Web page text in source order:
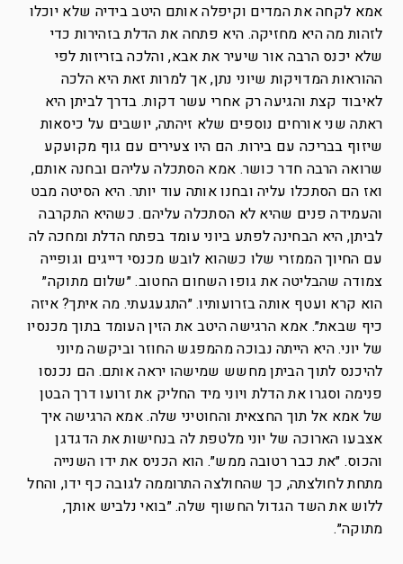
אמא לקחה את המדים וקיפלה אותם היטב בידיה שלא יוכלו
לזהות מה היא מחזיקה. היא פתחה את הדלת בזהירות כדי
שלא יכנס הרבה אור שיעיר את אבא, והלכה בזריזות לפי
ההוראות המדויקות שיוני נתן, אך למרות זאת היא הלכה
לאיבוד קצת והגיעה רק אחרי עשר דקות. בדרך לביתן היא
ראתה שני אורחים נוספים שלא זיהתה, יושבים על כיסאות
שיזוף בבריכה עם בירות. הם היו צעירים עם גוף מקועקע
שרואה הרבה חדר כושר. אמא הסתכלה עליהם ובחנה אותם,
ואז הם הסתכלו עליה ובחנו אותה עוד יותר. היא הסיטה מבט
והעמידה פנים שהיא לא הסתכלה עליהם. כשהיא התקרבה
לביתן, היא הבחינה לפתע ביוני עומד בפתח הדלת ומחכה לה
עם החיוך הממזרי שלו כשהוא לובש מכנסי דייגים וגופייה
צמודה שהבליטה את גופו השחום החטוב. ״שלום מתוקה״
הוא קרא ועטף אותה בזרועותיו. ״התגעגעתי. מה איתך? איזה
כיף שבאת״. אמא הרגישה היטב את הזין העומד בתוך מכנסיו
של יוני. היא הייתה נבוכה מהמפגש החוזר וביקשה מיוני
להיכנס לתוך הביתן מחשש שמישהו יראה אותם. הם נכנסו
פנימה וסגרו את הדלת ויוני מיד החליק את זרועו דרך הבטן
של אמא אל תוך החצאית והחוטיני שלה. אמא הרגישה איך
אצבעו הארוכה של יוני מלטפת לה בנחישות את הדגדגן
והכוס. ״את כבר רטובה ממש״. הוא הכניס את ידו השנייה
מתחת לחולצתה, כך שהחולצה התרוממה לגובה כף ידו, והחל
ללוש את השד הגדול החשוף שלה. ״בואי נלביש אותך,
מתוקה״.